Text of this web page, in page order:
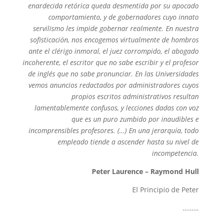
enardecida retórica queda desmentida por su apocado
comportamiento, y de gobernadores cuyo innato
servilismo les impide gobernar realmente. En nuestra
sofisticación, nos encogemos virtualmente de hombros
ante el clérigo inmoral, el juez corrompido, el abogado
incoherente, el escritor que no sabe escribir y el profesor
de inglés que no sabe pronunciar. En las Universidades
vemos anuncios redactados por administradores cuyos
propios escritos administrativos resultan
lamentablemente confusos, y lecciones dadas con voz
que es un puro zumbido por inaudibles e
incomprensibles profesores. (…) En una jerarquía, todo
empleado tiende a ascender hasta su nivel de
incompetencia.
Peter Laurence – Raymond Hull
El Principio de Peter
………